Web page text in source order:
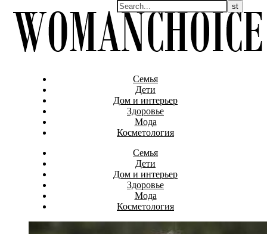
Семья
Дети
Дом и интерьер
Здоровье
Мода
Косметология
Семья
Дети
Дом и интерьер
Здоровье
Мода
Косметология